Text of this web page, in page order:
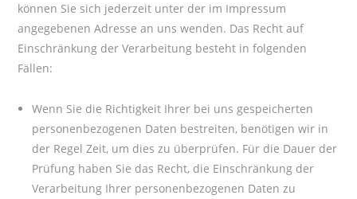
können Sie sich jederzeit unter der im Impressum
angegebenen Adresse an uns wenden. Das Recht auf
Einschränkung der Verarbeitung besteht in folgenden
Fällen:
Wenn Sie die Richtigkeit Ihrer bei uns gespeicherten
personenbezogenen Daten bestreiten, benötigen wir in
der Regel Zeit, um dies zu überprüfen. Für die Dauer der
Prüfung haben Sie das Recht, die Einschränkung der
Verarbeitung Ihrer personenbezogenen Daten zu